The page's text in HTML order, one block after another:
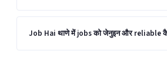
Job Hai थाणे में jobs को जेनुइन और reliable